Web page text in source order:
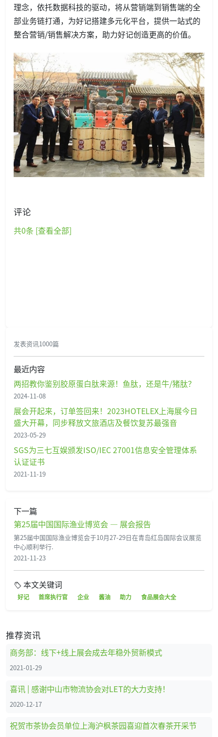
理念，依托数据科技的驱动，将从营销端到销售端的全
部业务链打通，为好记搭建多元化平台，提供一站式的
整合营销/销售解决方案，助力好记创造更高的价值。
评论
共0条 [查看全部]
发表资讯1000篇
最近内容
两招教你鉴别胶原蛋白肽来源！鱼肽，还是牛/猪肽？
2024-11-08
展会开起来，订单签回来！2023HOTELEX上海展今日
盛大开幕，同步释放文旅酒店及餐饮复苏最强音
2023-05-29
SGS为三七互娱颁发ISO/IEC 27001信息安全管理体系
认证证书
2021-11-19
下一篇
第25届中国国际渔业博览会 — 展会报告
第25届中国国际渔业博览会于10月27-29日在青岛红岛国际会议展览
中心顺利举行.
2021-11-23
本文关键词
好记 首席执行官 企业 酱油 助力 食品展会大全
推荐资讯
商务部：线下+线上展会成去年稳外贸新模式
2021-01-29
喜讯 | 感谢中山市物流协会对LET的大力支持！
2020-12-17
祝贺市茶协会员单位上海沪枫茶园喜迎首次春茶开采节